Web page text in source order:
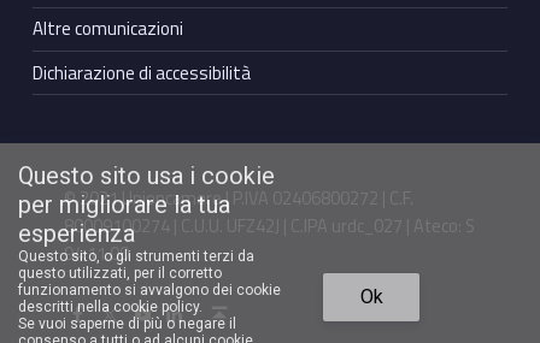
Altre comunicazioni
Dichiarazione di accessibilità
© 2021 Unioncamere | P.IVA 02406800272 | C.F.
80009100274 | C.U.U. UFZ42J | C.IPA urdc_027 | Ateco: S
94.11.00
Facebook Unioncamere VenetoTwitter Unioncamere VenetoYoutube Unioncamere VenetoLinkedin Unioncamere Veneto Torna in cima ↑
Questo sito usa i cookie
per migliorare la tua
esperienza
Questo sito, o gli strumenti terzi da
questo utilizzati, per il corretto
funzionamento si avvalgono dei cookie
descritti nella cookie policy.
Se vuoi saperne di più o negare il
Ok